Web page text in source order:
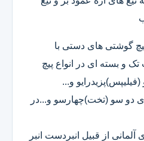
گوشتی های دستی با
و بسته ای در انواع پیچ
و...
دو سو (تخت)چهارسو و...در
از قبیل انبردست انبر